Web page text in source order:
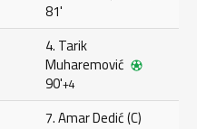
81'
4. Tarik
Muharemović
90'+4
7. Amar Dedić (C)